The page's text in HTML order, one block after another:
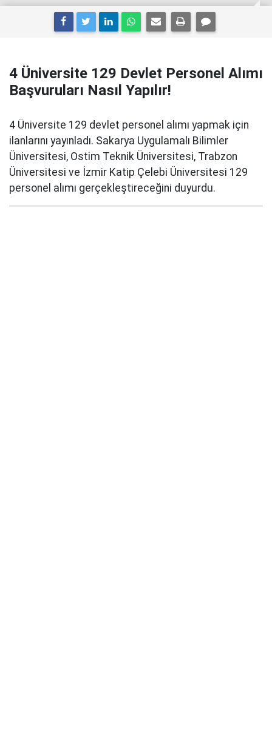
4 Üniversite 129 Devlet Personel Alımı
Başvuruları Nasıl Yapılır!
4 Üniversite 129 devlet personel alımı yapmak için
ilanlarını yayınladı. Sakarya Uygulamalı Bilimler
Üniversitesi, Ostim Teknik Üniversitesi, Trabzon
Üniversitesi ve İzmir Katip Çelebi Üniversitesi 129
personel alımı gerçekleştireceğini duyurdu.